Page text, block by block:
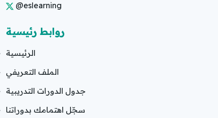
@eslearning
روابط رئيسية
الرئيسية
الملف التعريفي
جدول الدورات التدريبية
سجّل اهتمامك بدوراتنا